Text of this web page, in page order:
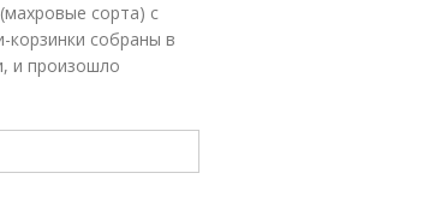
сорта) с
собраны в
и произошло